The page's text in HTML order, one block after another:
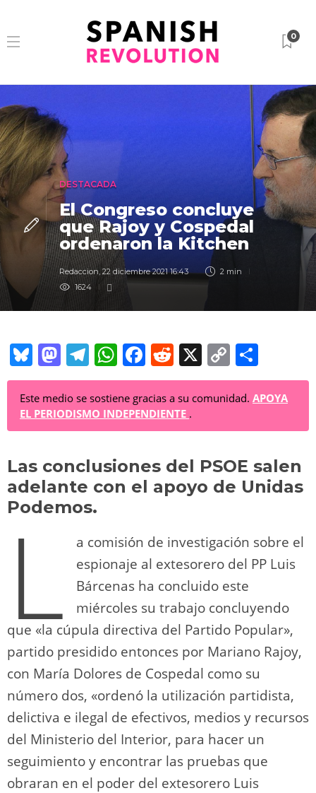
0
DESTACADA
El Congreso concluye
que Rajoy y Cospedal
ordenaron la Kitchen
Redaccion, 22 diciembre 2021 16:43
2 min
1624
Bl
u
e
sk
y
M
a
st
o
d
o
n
T
el
e
gr
a
m
W
h
at
s
A
p
F
a
c
e
b
o
k
R
e
d
di
t
X
C
o
p
y
Li
n
o
m
p
ar
tir
Este medio se sostiene gracias a su comunidad. APOYA
EL PERIODISMO INDEPENDIENTE .
Las conclusiones del PSOE salen
adelante con el apoyo de Unidas
Podemos.
L
a comisión de investigación sobre el
espionaje al extesorero del PP Luis
Bárcenas ha concluido este
miércoles su trabajo concluyendo
que «la cúpula directiva del Partido Popular»,
partido presidido entonces por Mariano Rajoy,
con María Dolores de Cospedal como su
número dos, «ordenó la utilización partidista,
delictiva e ilegal de efectivos, medios y recursos
del Ministerio del Interior, para hacer un
seguimiento y encontrar las pruebas que
obraran en el poder del extesorero Luis